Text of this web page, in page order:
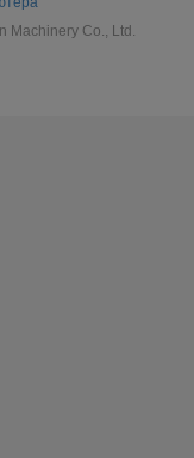
Machinery Co., Ltd.